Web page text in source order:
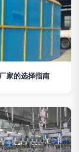
家的选择指南